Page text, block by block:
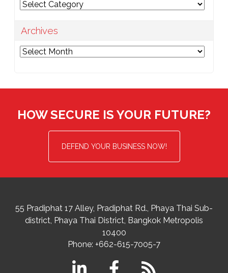
Categories
Archives
Archives
HOW SECURE IS YOUR FUTURE?
DEFEND YOUR BUSINESS NOW!
55 Pradiphat 17 Alley, Pradiphat Rd., Phaya Thai Sub-
district Phaya Thai District, Bangkok Metropolis
10400
Phone: +662-615-7005-7